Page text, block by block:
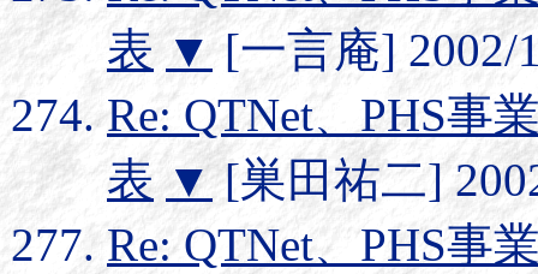
表 ▼ [一言庵] 2002/
Re: QTNet、PHS事
表 ▼[巣田祐二]
Re: QTNet、PHS事